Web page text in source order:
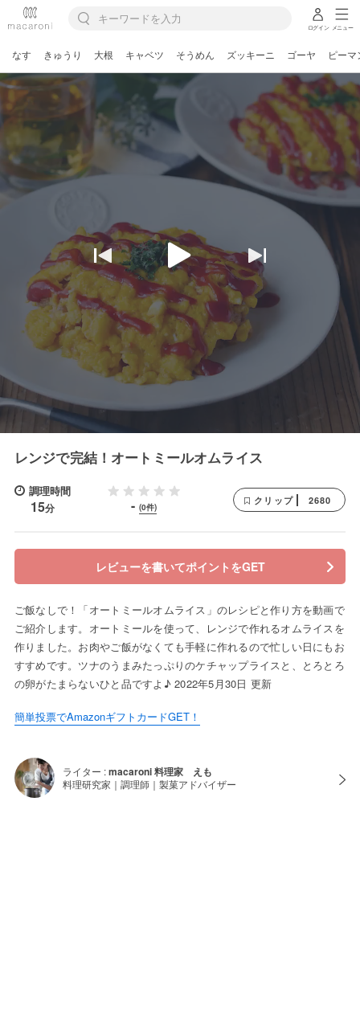
ログイン メニュー
なす きゅうり 大根 キャベツ そうめん ズッキーニ ゴーヤ ピーマ
レンジで完結！オートミールオムライス
調理時間
15分 - (0件)
クリップ 2680
レビューを書いてポイントをGET
ご飯なしで！「オートミールオムライス」のレシピと作り方を動画で
ご紹介します。オートミールを使って、レンジで作れるオムライスを
作りました。お肉やご飯がなくても手軽に作れるので忙しい日にもお
すすめです。ツナのうまみたっぷりのケチャップライスと、とろとろ
の卵がたまらないひと品ですよ♪ 2022年5月30日 更新
簡単投票でAmazonギフトカードGET！
ライター :macaroni 料理家 えも
料理研究家｜調理師｜製菓アドバイザー